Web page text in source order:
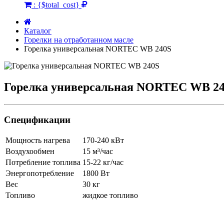
: {$total_cost}
Каталог
Горелки на отработанном масле
Горелка универсальная NORTEC WB 240S
Горелка универсальная NORTEC WB
Спецификации
Мощность нагрева
170-240 кВт
Воздухообмен
15 м³/час
Потребление топлива 15-22 кг/час
Энергопотребление
1800 Вт
Вес
30 кг
Топливо
жидкое топливо